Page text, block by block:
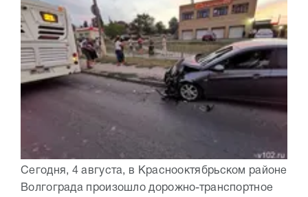
Сегодня, 4 августа, в Краснооктябрьском районе
Волгограда произошло дорожно-транспортное